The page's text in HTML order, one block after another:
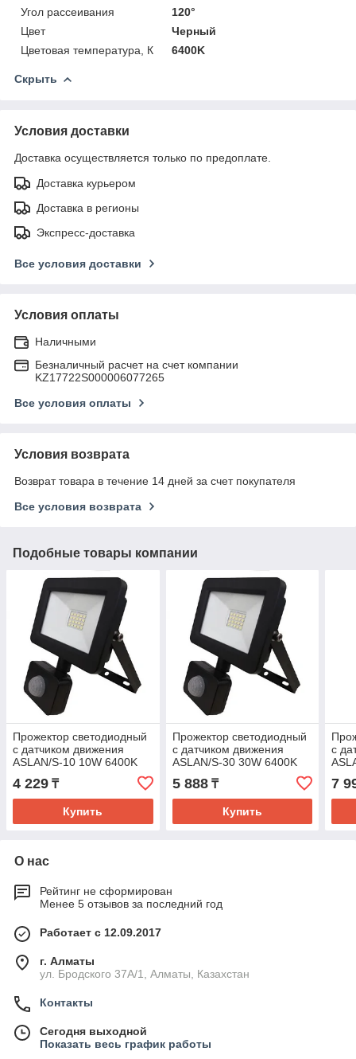
Угол рассеивания
120°
Цвет
Черный
Цветовая температура, К
6400K
Скрыть
Условия доставки
Доставка осуществляется только по предоплате.
Доставка курьером
Доставка в регионы
Экспресс-доставка
Все условия доставки
Условия оплаты
Наличными
Безналичный расчет на счет компании
KZ17722S000006077265
Все условия оплаты
Условия возврата
Возврат товара в течение 14 дней за счет покупателя
Все условия возврата
Подобные товары компании
Прожектор светодиодный
с датчиком движения
ASLAN/S-10 10W 6400K
4 229 ₸
Купить
Прожектор светодиодный
с датчиком движения
ASLAN/S-30 30W 6400K
5 888₸
Купить
с
7
О нас
Рейтинг не сформирован
Менее 5 отзывов за последний год
Работает с 12.09.2017
г. Алматы
ул. Бродского 37А/1, Алматы, Казахстан
Контакты
Сегодня выходной
Показать весь график работы